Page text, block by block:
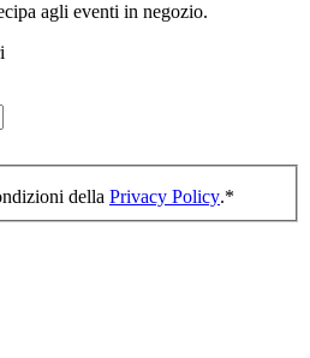
agli eventi in negozio.
della Privacy Policy.*